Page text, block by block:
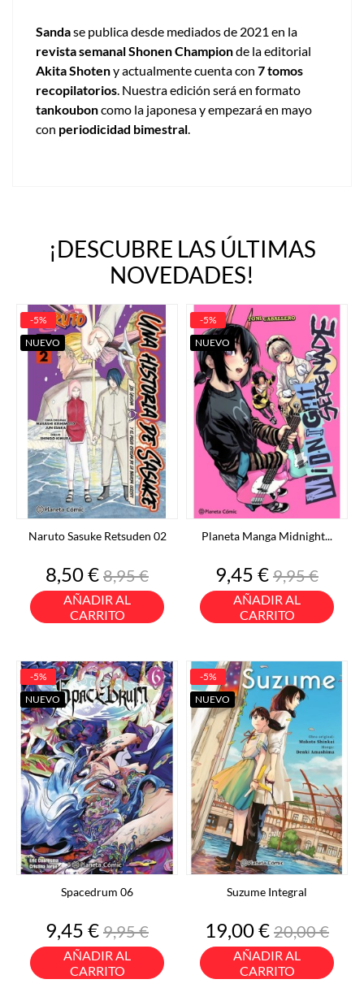
Sandase publica desde mediados de 2021 en la
revista semanal Shonen Championde la editorial
Akita Shoteny actualmente cuenta con 7 tomos
recopilatorios. Nuestra edición será en formato
tankouboncomo la japonesa y empezará en mayo
con periodicidad bimestral.
¡DESCUBRE LAS ÚLTIMAS
NOVEDADES!
Naruto Sasuke Retsuden 02
Precio
8,50 €Precio
base
8,95 €
AÑADIR AL
CARRITO
-5%
NUEVO
Planeta Manga Midnight...
Precio
9,45 €Precio
base
9,95 €
AÑADIR AL
CARRITO
-5%
NUEVO
Spacedrum 06
Precio
9,45 €Precio
base
9,95 €
AÑADIR AL
CARRITO
-5%
NUEVO
Suzume Integral
Precio
19,00 €Precio
base
20,00 €
AÑADIR AL
CARRITO
-5%
NUEVO